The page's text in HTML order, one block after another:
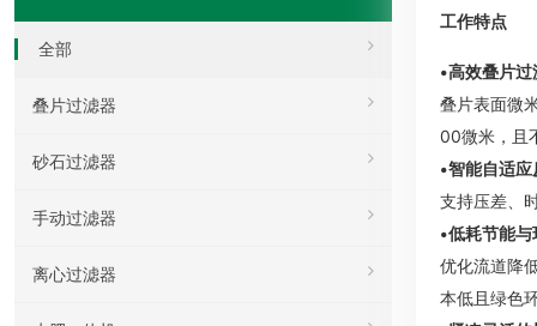
全部
叠片过滤器
砂石过滤器
手动过滤器
离心过滤器
工作特点
•高效叠片
叠片表面微
00微米，且
•智能自适
支持压差、
•低耗节能
优化流道降
本低且绿色